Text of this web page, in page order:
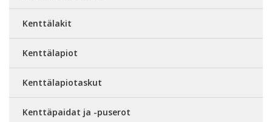
Kenttälakit
Kenttälapiot
Kenttälapiotaskut
Kenttäpaidat ja -puserot